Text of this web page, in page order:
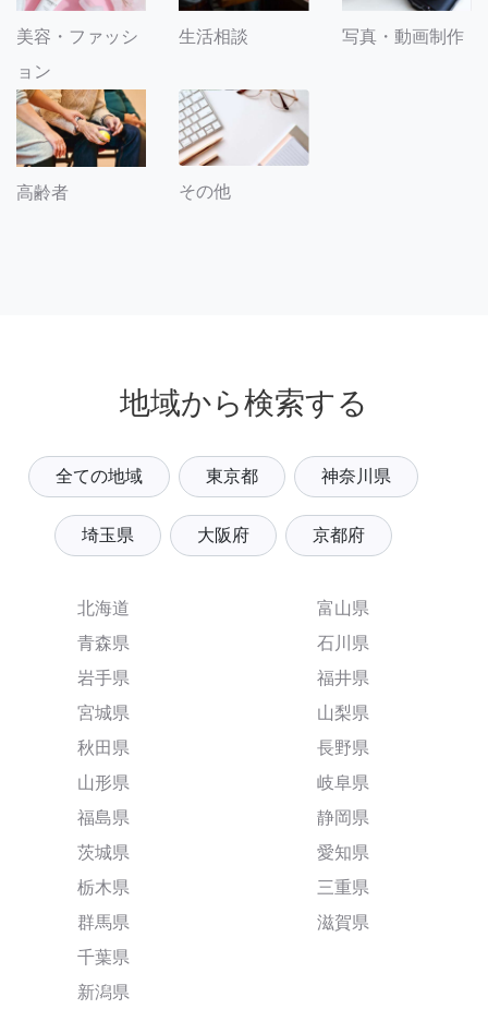
美容・ファッシ
ョン
生活相談 写真・動画制作
高齢者 その他
地域から検索する
全ての地域 東京都 神奈川県
埼玉県 大阪府 京都府
北海道
青森県
岩手県
宮城県
秋田県
山形県
福島県
茨城県
栃木県
群馬県
千葉県
新潟県
富山県
石川県
福井県
山梨県
長野県
岐阜県
静岡県
愛知県
三重県
滋賀県